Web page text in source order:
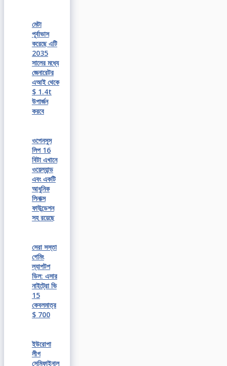
মেটা
পূর্বাভাস
করেছে এটি
2035
সালের মধ্যে
জেনারেটর
এআই থেকে
$ 1.4t
উপার্জন
করবে
ওপেনসুস
লিপ 16
বিটা এখানে
ওয়েল্যান্ড
এবং একটি
আধুনিক
লিনাক্স
ফাউন্ডেশন
সহ রয়েছে
সেরা সস্তা
গেমিং
ল্যাপটপ
ডিল: এসার
নাইট্রো ভি
15
কেবলমাত্র
$ 700
ইউরোপা
লীগ
সেমিফাইনাল